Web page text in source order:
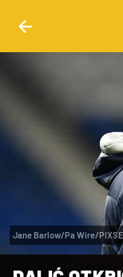
Jane Barlow/Pa Wire/